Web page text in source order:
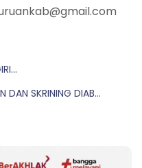
DAN SKRINING DIAB...